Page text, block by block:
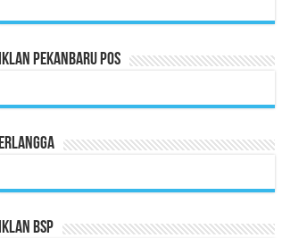
Iklan Pekanbaru Pos
Erlangga
Iklan BSP